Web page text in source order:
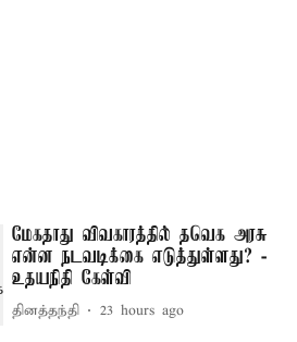
மேகதாது விவகாரத்தில் தவெக அரசு
என்ன நடவடிக்கை எடுத்துள்ளது? -
உதயநிதி கேள்வி
தினத்தந்தி 23 hours ago